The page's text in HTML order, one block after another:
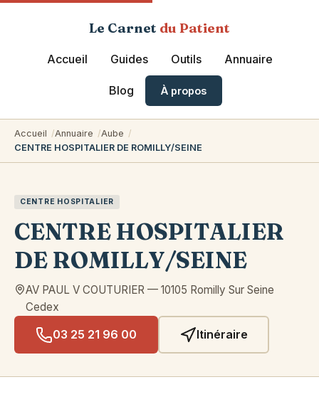
Le Carnet du Patient
Accueil Guides Outils Annuaire
Blog À propos
Accueil Annuaire
Aube
CENTRE HOSPITALIER DE ROMILLY/SEINE
CENTRE HOSPITALIER
CENTRE HOSPITALIER
DE ROMILLY/SEINE
AV PAUL V COUTURIER — 10105 Romilly Sur Seine
Cedex
03 25 21 96 00 Itinéraire